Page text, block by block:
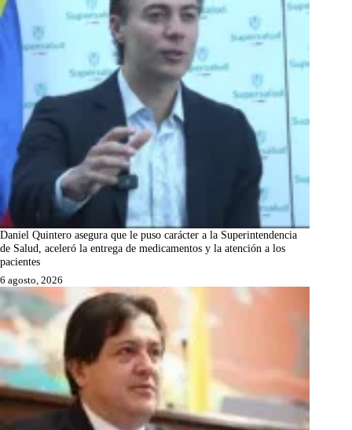
Daniel Quintero asegura que le puso carácter a la Superintendencia
de Salud, aceleró la entrega de medicamentos y la atención a los
pacientes
6 agosto, 2026